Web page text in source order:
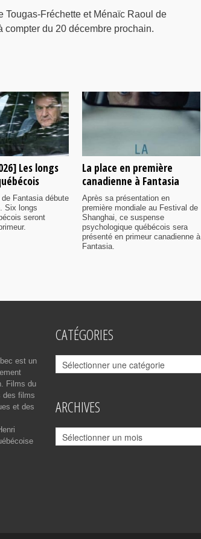
Tougas-Fréchette et Ménaïc Raoul de
du 20 décembre prochain.
Les longs
Fantasia débute
Six longs
seront
La place en première
canadienne à Fantasia
Après sa présentation en
première mondiale au Festival de
Shanghai, ce suspense
psychologique québécois sera
présenté en primeur canadienne à
Fantasia.
est un
Films du
des films
et des
CATÉGORIES
Catégories
ARCHIVES
Archives